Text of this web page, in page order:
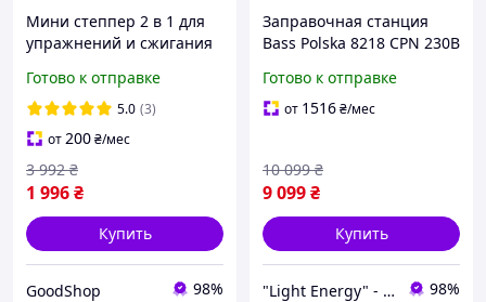
Мини степпер 2 в 1 для
упражнений и сжигания
компактный тренажер
для улучшения
дыхательной системы
Готово к отправке
5.0 (3)
от200₴/мес
1 996₴
3 992 ₴
Купить
GoodShop 98%
Заправочная станция
Bass Polska 8218 CPN 230В
пистолетом и системой
AUTO-STOP
Готово к отправке
от 1516₴/мес
9 099₴
10 099 ₴
Купить
"Light Energy" - интернет-магазин 98%